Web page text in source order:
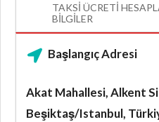
TAKSI ÜCRETI
BILGILER
Başlangıç Adresi
Akat Mahallesi, Alkent
Beşiktaş/Istanbul,